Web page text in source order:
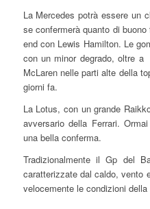
La Mercedes potrà essere un
se confermerà quanto di
end con Lewis Hamilton. Le
con un minor degrado, oltre
McLaren nelle parti alte della
giorni fa.
La Lotus, con un grande
avversario della Ferrari.
una bella conferma.
Tradizionalmente il Gp del
caratterizzate dal caldo, vento
velocemente le condizioni della